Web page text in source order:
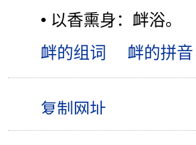
• 以香熏身：衅浴。
衅的组词
衅的拼音